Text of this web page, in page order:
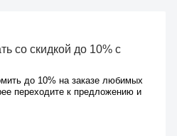
со скидкой до 10% с
до 10% на заказе любимых
переходите к предложению и